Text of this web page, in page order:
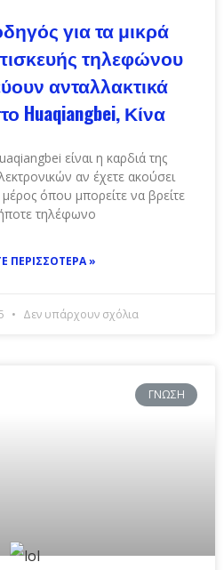
για τα μικρά
τηλεφώνου
ανταλλακτικά
Huaqiangbei, Κίνα
είναι η καρδιά της
αν έχετε ακούσει
όπου μπορείτε να βρείτε
τηλέφωνο
ΠΕΡΙΣΣΌΤΕΡΑ »
Δεν υπάρχουν σχόλια
ΓΝΏΣΗ